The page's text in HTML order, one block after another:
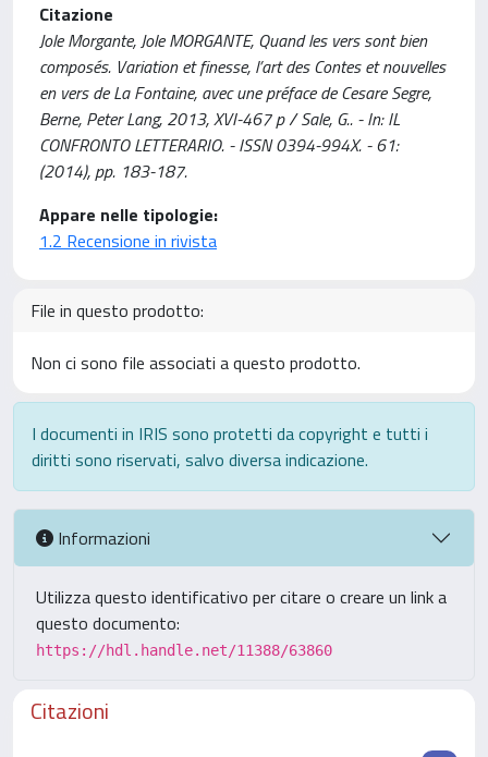
Citazione
Jole Morgante, Jole MORGANTE, Quand les vers sont bien
composés. Variation et finesse, l’art des Contes et nouvelles
en vers de La Fontaine, avec une préface de Cesare Segre,
Berne, Peter Lang, 2013, XVI-467 p / Sale, G.. - In: IL
CONFRONTO LETTERARIO. - ISSN 0394-994X. - 61:
(2014), pp. 183-187.
Appare nelle tipologie:
1.2 Recensione in rivista
File in questo prodotto:
Non ci sono file associati a questo prodotto.
I documenti in IRIS sono protetti da copyright e tutti i
diritti sono riservati, salvo diversa indicazione.
Informazioni
Utilizza questo identificativo per citare o creare un link a
questo documento:
https://hdl.handle.net/11388/63860
Citazioni